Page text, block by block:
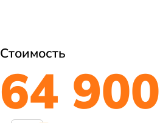
Стоимость
64 900